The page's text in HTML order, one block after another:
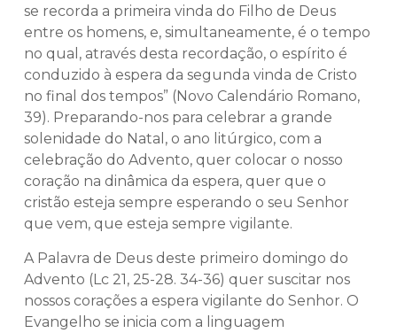
se recorda a primeira vinda do Filho de Deus
entre os homens, e, simultaneamente, é o tempo
no qual, através desta recordação, o espírito é
conduzido à espera da segunda vinda de Cristo
no final dos tempos” (Novo Calendário Romano,
39). Preparando-nos para celebrar a grande
solenidade do Natal, o ano litúrgico, com a
celebração do Advento, quer colocar o nosso
coração na dinâmica da espera, quer que o
cristão esteja sempre esperando o seu Senhor
que vem, que esteja sempre vigilante.
A Palavra de Deus deste primeiro domingo do
Advento (Lc 21, 25-28. 34-36) quer suscitar nos
nossos corações a espera vigilante do Senhor. O
Evangelho se inicia com a linguagem